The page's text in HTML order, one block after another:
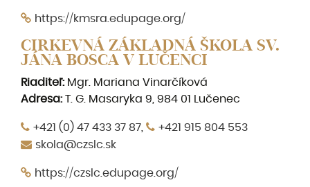
https://kmsra.edupage.org/
CIRKEVNÁ ZÁKLADNÁ ŠKOLA SV.
JÁNA BOSCA V LUČENCI
Riaditeľ: Mgr. Mariana Vinarčíková
Adresa: T. G. Masaryka 9, 984 01 Lučenec
+421 (0) 47 433 37 87
+421 915 804 553
skola@czslc.sk
https://czslc.edupage.org/